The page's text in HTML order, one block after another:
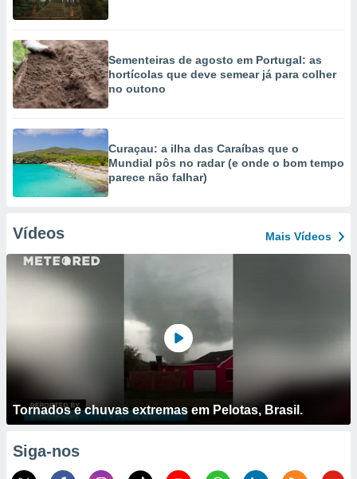
Sementeiras de agosto em Portugal: as
hortícolas que deve semear já para colher
no outono
Curaçau: a ilha das Caraíbas que o
Mundial pôs no radar (e onde o bom tempo
parece não falhar)
Vídeos Mais Vídeos
Tornados e chuvas extremas em Pelotas, Brasil.
Siga-nos